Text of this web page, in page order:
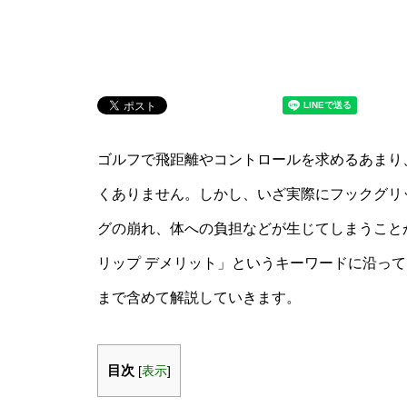
ゴルフで飛距離やコントロールを求めるあま
くありません。しかし、いざ実際にフックグ
グの崩れ、体への負担などが生じてしまうこ
リップ デメリット」というキーワードに沿っ
まで含めて解説していきます。
目次 [表示]